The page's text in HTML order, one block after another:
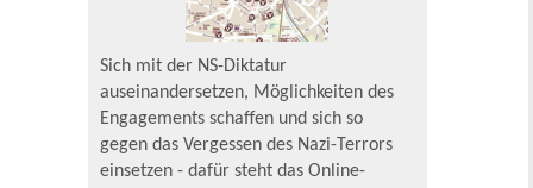
Sich mit der NS-Diktatur
auseinandersetzen, Möglichkeiten des
Engagements schaffen und sich so
gegen das Vergessen des Nazi-Terrors
einsetzen - dafür steht das Online-